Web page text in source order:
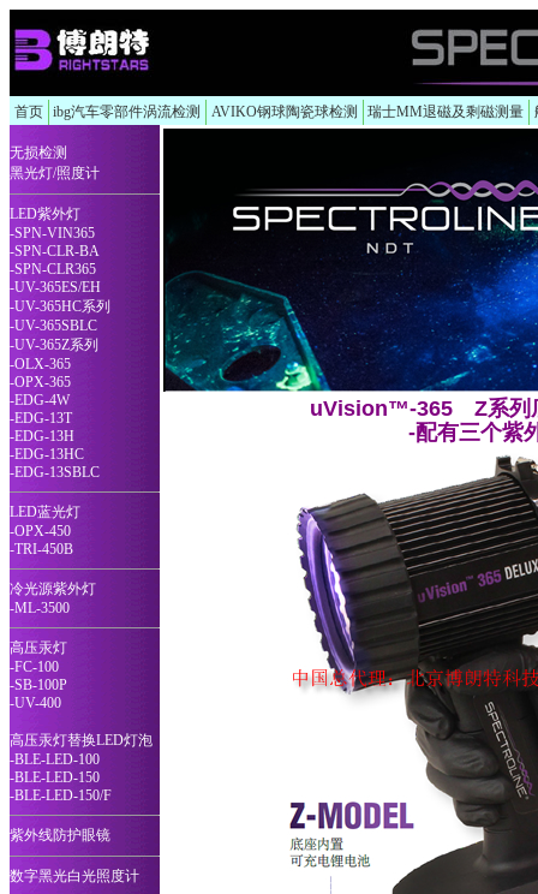
首页 ibg汽车零部件涡流检测 AVIKO钢球陶瓷球检测 瑞士MM退磁及剩磁测量
无损检测
黑光灯/照度计
LED紫外灯
-SPN-VIN365
-SPN-CLR-BA
-SPN-CLR365
-UV-365ES/EH
-UV-365HC系列
-UV-365SBLC
-UV-365Z系列
-OLX-365
-OPX-365
-EDG-4W
-EDG-13T
-EDG-13H
-EDG-13HC
-EDG-13SBLC
LED蓝光灯
-OPX-450
-TRI-450B
冷光源紫外灯
-ML-3500
高压汞灯
-FC-100
-SB-100P
-UV-400
高压汞灯替换LED灯泡
-BLE-LED-100
-BLE-LED-150
-BLE-LED-150/F
紫外线防护眼镜
数字黑光白光照度计
uVision™-365 Z系列
-配有三个紫